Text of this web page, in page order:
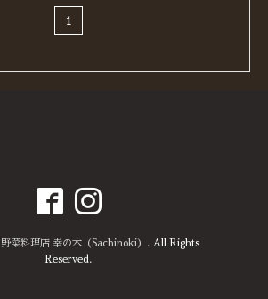
1
菜料理店 幸の木（Sachinoki） . All Rights
Reserved.